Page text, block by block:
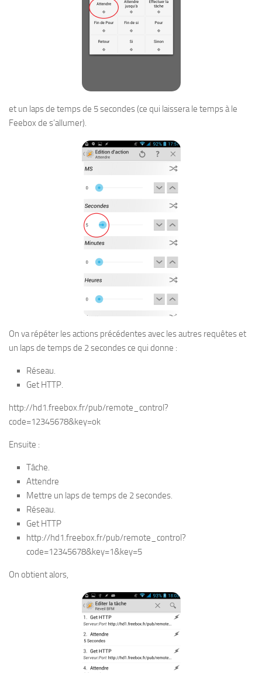
et un laps de temps de 5 secondes (ce qui laissera le temps à le
Feebox de s’allumer).
On va répéter les actions précédentes avec les autres requêtes et
un laps de temps de 2 secondes ce qui donne :
Réseau.
Get HTTP.
http://hd1.freebox.fr/pub/remote_control?
code=12345678&key=ok
Ensuite :
Tâche.
Attendre
Mettre un laps de temps de 2 secondes.
Réseau.
Get HTTP
http://hd1.freebox.fr/pub/remote_control?
code=12345678&key=1&key=5
On obtient alors,